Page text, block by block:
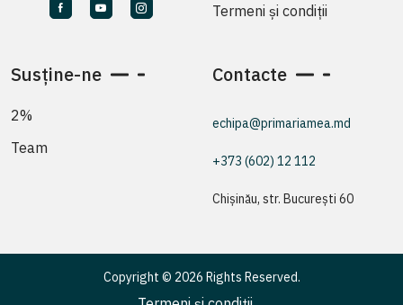
Termeni și condiții
Susține-ne
2%
Team
Contacte
echipa@primariamea.md
+373 (602) 12 112
Chișinău, str. București 60
Copyright © 2026 Rights Reserved.